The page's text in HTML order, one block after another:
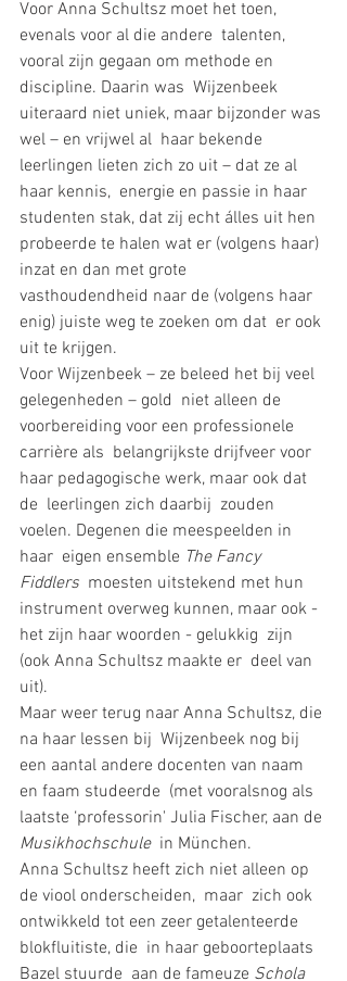
Voor Anna Schultsz moet het toen,
evenals voor al die andere  talenten,
vooral zijn gegaan om methode en
discipline. Daarin was  Wijzenbeek
uiteraard niet uniek, maar bijzonder was
wel – en vrijwel al  haar bekende
leerlingen lieten zich zo uit – dat ze al
haar kennis,  energie en passie in haar
studenten stak, dat zij echt álles uit hen
probeerde te halen wat er (volgens haar)
inzat en dan met grote
vasthoudendheid naar de (volgens haar
enig) juiste weg te zoeken om dat  er ook
uit te krijgen.
Voor Wijzenbeek – ze beleed het bij veel
gelegenheden – gold  niet alleen de
voorbereiding voor een professionele
carrière als  belangrijkste drijfveer voor
haar pedagogische werk, maar ook dat
de  leerlingen zich daarbij  zouden
voelen. Degenen die meespeelden in
haar  eigen ensemble The Fancy
Fiddlers moesten uitstekend met hun
instrument overweg kunnen, maar ook -
het zijn haar woorden - gelukkig  zijn
(ook Anna Schultsz maakte er  deel van
uit).
Maar weer terug naar Anna Schultsz, die
na haar lessen bij  Wijzenbeek nog bij
een aantal andere docenten van naam
en faam studeerde  (met vooralsnog als
laatste ‘professorin' Julia Fischer, aan de
Musikhochschule in München.
Anna Schultsz heeft zich niet alleen op
de viool onderscheiden,  maar  zich ook
ontwikkeld tot een zeer getalenteerde
blokfluitiste, die  in haar geboorteplaats
Bazel stuurde  aan de fameuze Schola